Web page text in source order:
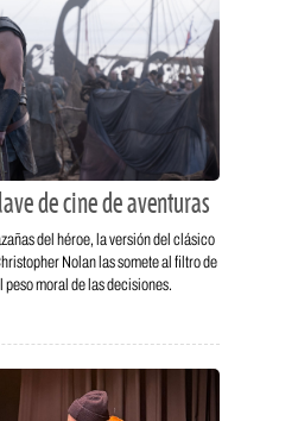
de cine de aventuras
del héroe, la versión del clásico
Nolan las somete al filtro de
peso moral de las decisiones.